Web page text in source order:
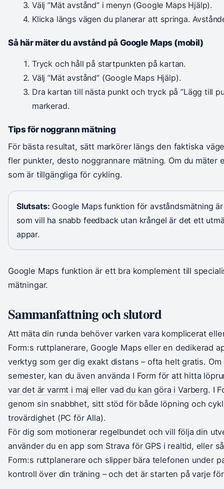
Välj ”Mät avstånd” i menyn (Google Maps Hjälp).
Klicka längs vägen du planerar att springa.
Så här mäter du avstånd på Google Maps (mobil)
Tryck och håll på startpunkten på kartan.
Välj ”Mät avstånd” (Google Maps Hjälp).
Dra kartan till nästa punkt och tryck på ”Lägg till
markerad.
Tips för noggrann mätning
För bästa resultat, sätt markörer längs den faktiska
fler punkter, desto noggrannare mätning. Om du mäter
som är tillgängliga för cykling.
Slutsats: Google Maps funktion för avståndsmätning
som vill ha snabb feedback utan krångel är det ett
appar.
Google Maps funktion är ett bra komplement till
mätningar.
Sammanfattning och slutord
Att mäta din runda behöver varken vara komplicerat
Form:s ruttplanerare, Google Maps eller en dedikerad
verktyg som ger dig exakt distans – ofta helt gratis.
semester, kan du även använda I Form för att hitta
var det är varmt i maj ellervad du kan göra i Varberg. I
genom sin snabbhet, sitt stöd för både löpning och
trovärdighet (PC för Alla).
För dig som motionerar regelbundet och vill följa din
använder du en app som Strava för GPS i realtid, eller
Form:s ruttplanerare och slipper bära telefonen under
kontroll över din träning – och det är starten på varje